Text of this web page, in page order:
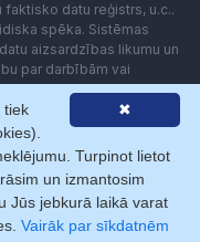
datu reģistrs, u.c..
spēka. Sistēmas
aizsardzības likumu un
par darbībām vai
Lietotājam aizliegts
iekārtas (robotus)
ar Firmas.lv. Galvenā
ar
✖
tiek
Turpinot lietot
un izmantosim
Jūs jebkurā laikā varat
Vairāk par sīkdatnēm